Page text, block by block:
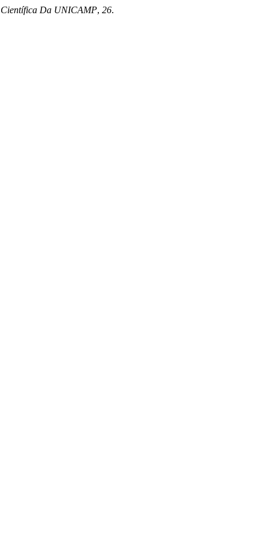
Científica Da UNICAMP, 26.